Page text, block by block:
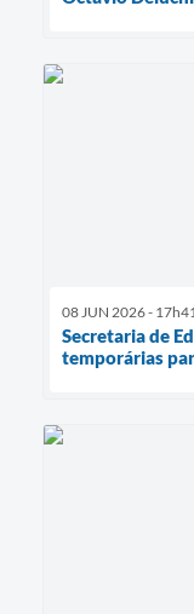
08 JUN 2026 - 17h41
Secretaria de
temporárias